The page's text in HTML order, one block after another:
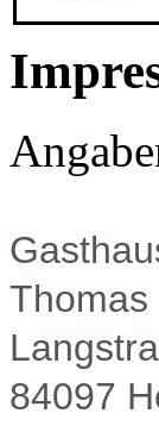
Thomas
84097